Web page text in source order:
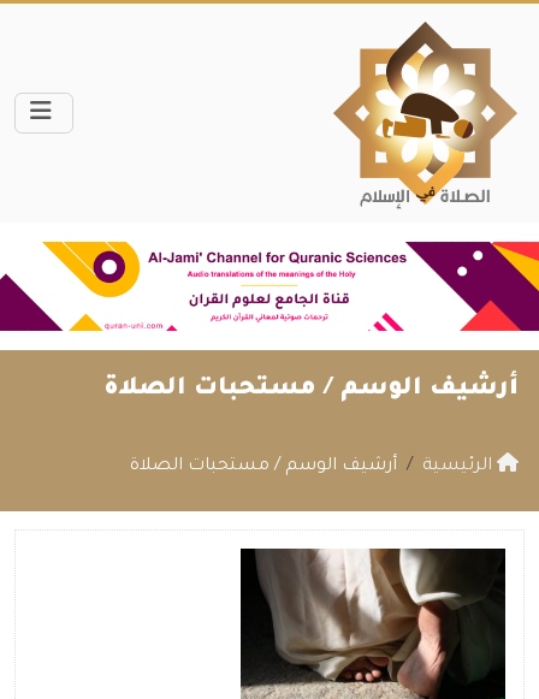
أرشيف الوسم / مستحبات الصلاة
الرئيسية أرشيف الوسم / مستحبات الصلاة